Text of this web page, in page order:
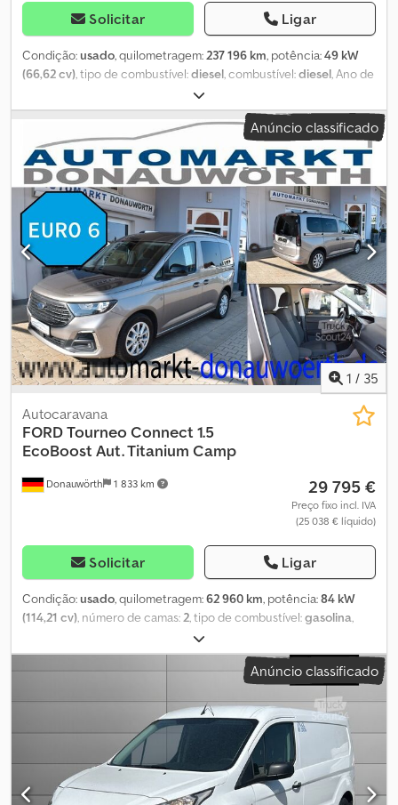
Solicitar Ligar
Condição:usado, quilometragem:237 196 km, potência:49 kW
(66,62 cv), tipo de combustível:diesel, combustível:diesel, Ano de
, Ford Tourneo Connect Ano de fabrico: 2010
Quilometragem: 237.196 km 66 kW Norma Euro 4 Inspeção técnica
válida até 01/2024 Dkedsydb Nyjpfx Afnor Engate de reboque
Vidros elétricos Caixa de velocidades manual 5 lugares
Anúncio classificado
1 / 35
Donauwörth 1 833 km
Autocaravana
FORDTourneo Connect 1.5
EcoBoost Aut. Titanium Camp
29 795 €
Preço fixo incl. IVA
(25 038 € líquido)
Solicitar Ligar
Condição:usado, quilometragem:62 960 km, potência:84 kW
(114,21 cv) , número de camas: 2 , tipo de combustível:gasolina
automático, cor:
matrícula:10/2024, comprimento total:4 500 mm, largura total:
1 855 mm, altura total:1 816 mm, configuração de eixo:2 eixos,
ABS, aquecedor estacionário, ar
condicionado, fecho centralizado, garantia para veículos
usados, programa eletrónico de estabilidade (ESP), sistema de
navegação, - Número interno: 95.66 - 3 - Módulo de campismo M:
gaveta de cozinha à esquerda com lava-louças dobrável e
Anúncio classificado